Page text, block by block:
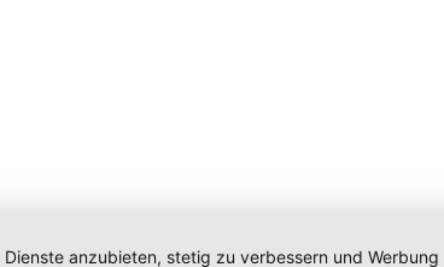
anzubieten, stetig zu verbessern und